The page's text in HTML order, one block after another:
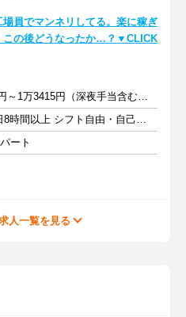
場員でマンネリしてる。楽に稼ぎ
この後どうなったか…？▼CLICK
日給1万2490円～1万3415円（深夜手当含む）＋交通費全額＋賞与
週1日以上 1日8時間以上 シフト自由・自己申告
ート
人一覧を見る